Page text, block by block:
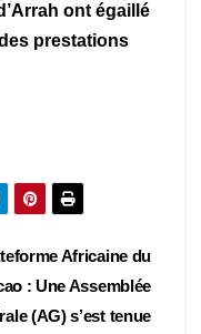
ont égaillé
prestations
Africaine du
: Une Assemblée
(AG) s’est tenue